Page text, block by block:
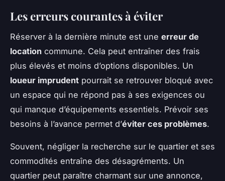
Les erreurs courantes à éviter
Réserver à la dernière minute est une erreur de
location commune. Cela peut entraîner des frais
plus élevés et moins d’options disponibles. Un
loueur imprudent pourrait se retrouver bloqué avec
un espace qui ne répond pas à ses exigences ou
qui manque d’équipements essentiels. Prévoir ses
besoins à l’avance permet d’éviter ces problèmes.
Souvent, négliger la recherche sur le quartier et ses
commodités entraîne des désagréments. Un
quartier peut paraître charmant sur une annonce,